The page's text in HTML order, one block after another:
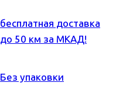
бесплатная доставка
до 50 км за МКАД!
Без упаковки